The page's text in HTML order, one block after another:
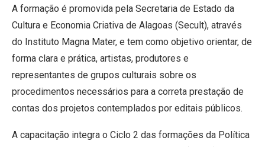
A formação é promovida pela Secretaria de Estado da
Cultura e Economia Criativa de Alagoas (Secult), através
do Instituto Magna Mater, e tem como objetivo orientar, de
forma clara e prática, artistas, produtores e
representantes de grupos culturais sobre os
procedimentos necessários para a correta prestação de
contas dos projetos contemplados por editais públicos.
A capacitação integra o Ciclo 2 das formações da Política